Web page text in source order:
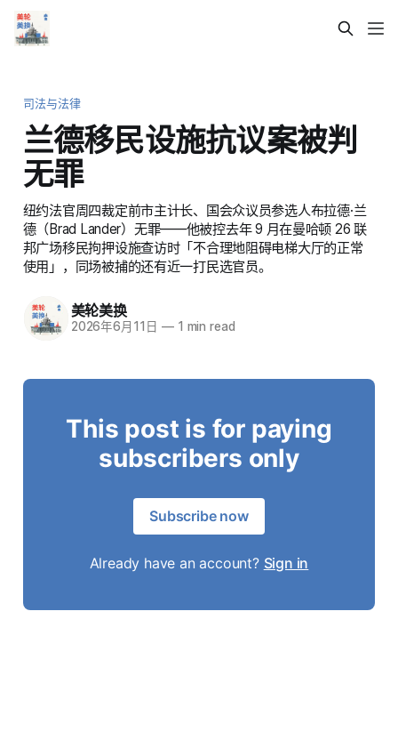
司法与法律
兰德移民设施抗议案被判
无罪
纽约法官周四裁定前市主计长、国会众议员参选人布拉德·兰
德（Brad Lander）无罪——他被控去年 9 月在曼哈顿 26 联
邦广场移民拘押设施查访时「不合理地阻碍电梯大厅的正常
使用」，同场被捕的还有近一打民选官员。
美轮美换
2026年6月11日 —1 min read
This post is for paying
subscribers only
Subscribe now
Already have an account? Sign in